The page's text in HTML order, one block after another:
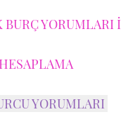
BURÇ
YORUMLARI